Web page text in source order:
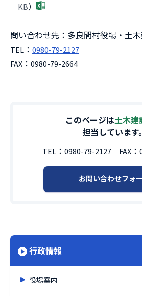
KB）
問い合わせ先：多良間村役場・土
TEL： 0980-79-2127
FAX：0980-79-2664
このページは土木建
担当しています。
TEL： 0980-79-2127 FAX：
お問い合わせフォ
行政情報
役場案内